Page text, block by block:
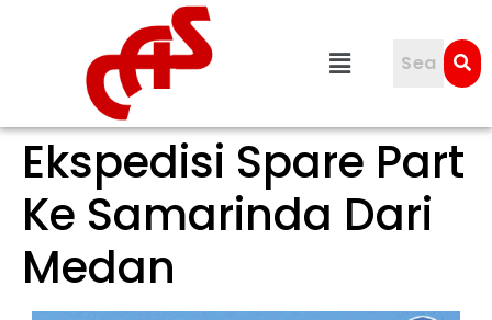
Ekspedisi Spare Part
Ke Samarinda Dari
Medan